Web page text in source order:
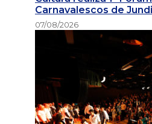
Carnavalescos de
07/08/2026